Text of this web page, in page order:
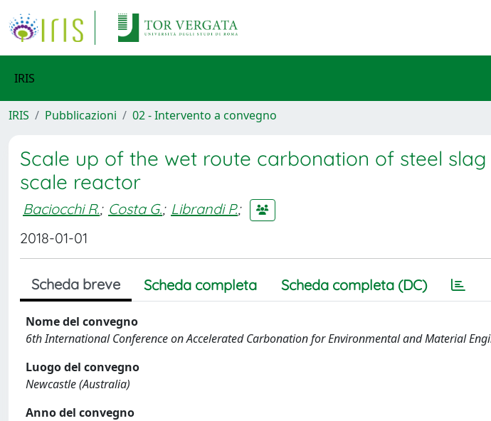
IRIS
IRIS Pubblicazioni 02 - Intervento a convegno
Scale up of the wet route carbonation of steel
scale reactor
Baciocchi R.; Costa G.; Librandi P.;
2018-01-01
Scheda breve Scheda completa Scheda completa (DC)
Nome del convegno
6th International Conference on Accelerated Carbonation for Environmental and Material
Luogo del convegno
Newcastle (Australia)
Anno del convegno